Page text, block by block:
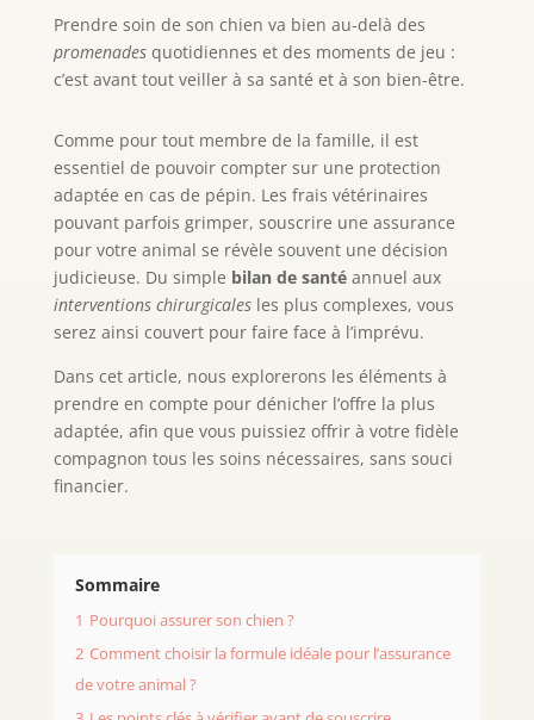
Prendre soin de son chien va bien au-delà des
promenadesquotidiennes et des moments de jeu :
c’est avant tout veiller à sa santé et à son bien-être.
Comme pour tout membre de la famille, il est
essentiel de pouvoir compter sur une protection
adaptée en cas de pépin. Les frais vétérinaires
pouvant parfois grimper, souscrire une assurance
pour votre animal se révèle souvent une décision
judicieuse. Du simple bilan de santé annuel aux
interventions chirurgicalesles plus complexes, vous
serez ainsi couvert pour faire face à l’imprévu.
Dans cet article, nous explorerons les éléments à
prendre en compte pour dénicher l’offre la plus
adaptée, afin que vous puissiez offrir à votre fidèle
compagnon tous les soins nécessaires, sans souci
financier.
Sommaire
1 Pourquoi assurer son chien ?
2 Comment choisir la formule idéale pour l’assurance
de votre animal ?